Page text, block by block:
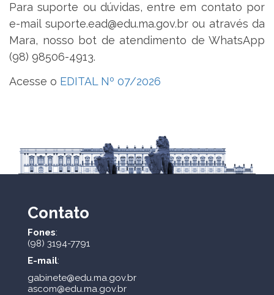
Para suporte ou dúvidas, entre em contato por
e-mail suporte.ead@edu.ma.gov.br ou através da
Mara, nosso bot de atendimento de WhatsApp
(98) 98506-4913.
Acesse o EDITAL Nº 07/2026
Contato
Fones:
(98) 3194-7791
E-mail:
gabinete@edu.ma.gov.br
ascom@edu.ma.gov.br